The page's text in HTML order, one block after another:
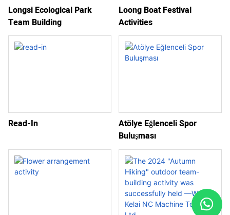
Longsi Ecological Park
Team Building
Loong Boat Festival
Activities
Read-In
Atölye Eğlenceli Spor
Buluşması